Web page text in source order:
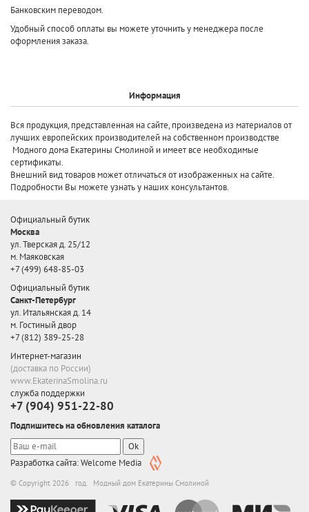
Банковским переводом.
Удобный способ оплаты вы можете уточнить у менеджера после
оформления заказа.
Информация
Вся продукция, представленная на сайте, произведена из материалов от
лучших европейских производителей на собственном производстве
Модного дома Екатерины Смолиной и имеет все необходимые
сертификаты.
Внешний вид товаров может отличаться от изображенных на сайте.
Подробности Вы можете узнать у наших консультантов.
Официальный бутик
Москва
ул. Тверская д. 25/12
м. Маяковская
+7 (499) 648-85-03
Официальный бутик
Санкт-Петербург
ул. Итальянская д. 14
м. Гостиный двор
+7 (812) 389-25-28
Интернет-магазин
(доставка по России)
www.EkaterinaSmolina.ru
служба поддержки
+7 (904) 951-22-80
Подпишитесь на обновления каталога
Ok
Разработка сайта: Welcome Media
© Copyright 2026 год. Модный дом Екатерины Смолиной